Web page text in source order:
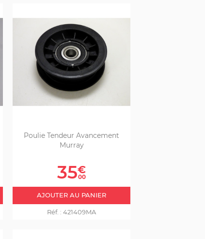
Poulie Tendeur Avancement
Murray
Prix
35€
00
AJOUTER AU PANIER
Réf. : 421409MA